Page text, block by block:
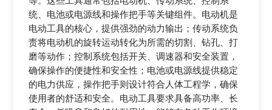
统、电池或电源线和操作把手等关键组件。电动机是
电动工具的核心，提供强劲的动力输出；传动系统负
责将电动机的旋转运动转化为所需的切割、钻孔、打
磨等动作；控制系统包括开关、调速器和安全装置，
确保操作的便捷性和安全性；电池或电源线提供稳定
的电力供应，操作把手则设计符合人体工程学，确保
使用者的舒适和安全。电动工具要求具备高功率、长